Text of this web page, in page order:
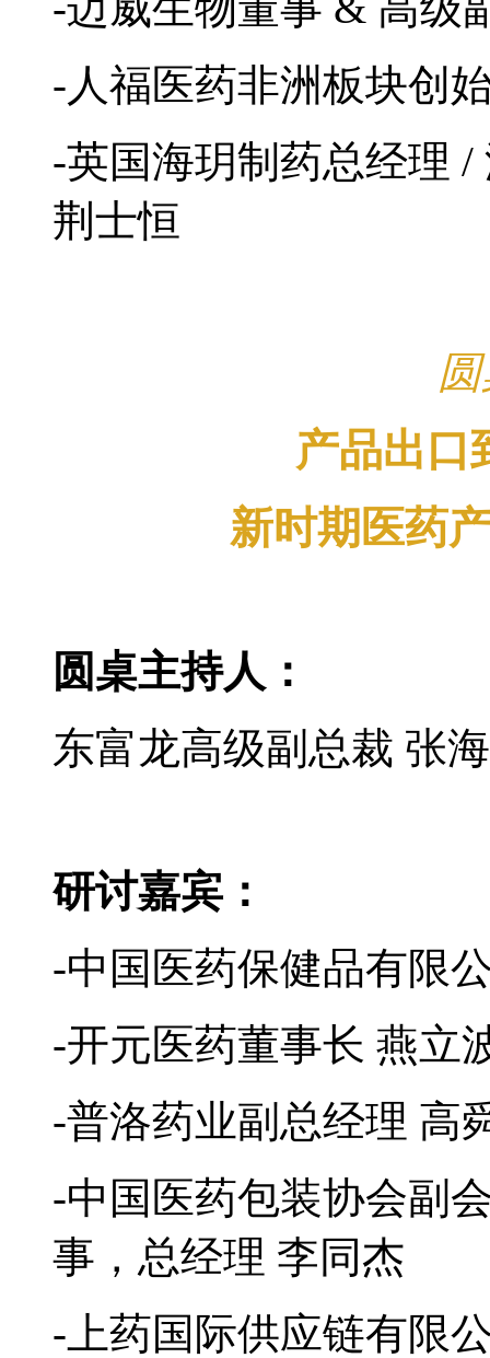
-人福医药非洲板块创
-英国海玥制药总经理
荆士恒
产品出口
新时期医药
圆桌主持人：
东富龙高级副总裁 张
研讨嘉宾：
-中国医药保健品有限
-开元医药董事长 燕立
-普洛药业副总经理 高
-中国医药包装协会副
事，总经理 李同杰
-上药国际供应链有限